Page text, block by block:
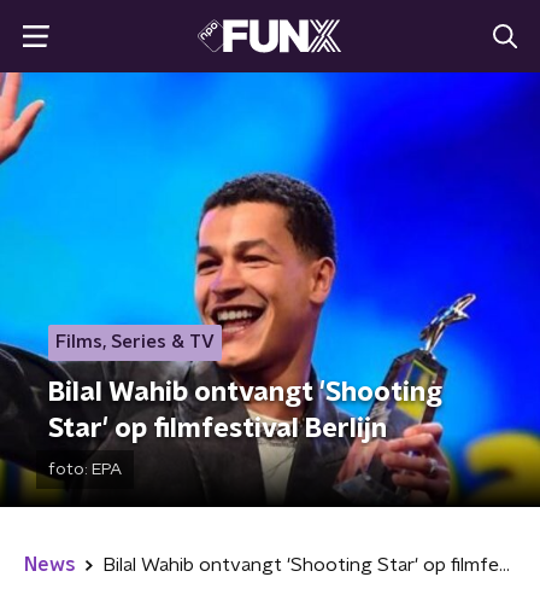
Films, Series & TV
Bilal Wahib ontvangt 'Shooting
Star' op filmfestival Berlijn
foto: EPA
News Bilal Wahib ontvangt 'Shooting Star' op filmfestival Berlijn